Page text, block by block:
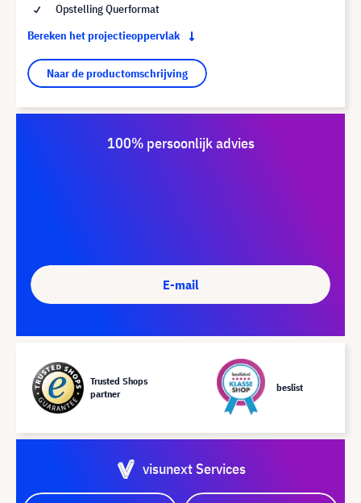
Opstelling Querformat
Bereken het projectieoppervlak
Naar de productomschrijving
100% persoonlijk advies
E-mail
Trusted Shops
partner
beslist
visunext Services